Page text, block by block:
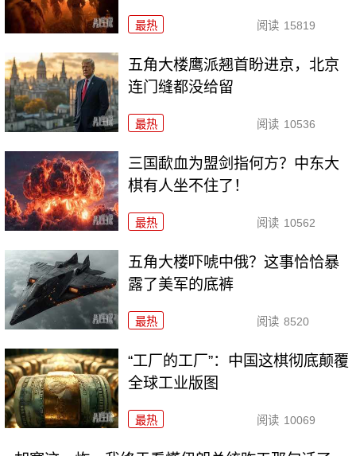
最热 阅读 15819
五角大楼鹰派翘首盼进京，北京
连门缝都没给留
最热 阅读 10536
三国歃血为盟剑指何方？中东大
棋有人坐不住了！
最热 阅读 10562
五角大楼吓唬中俄？这事恰恰暴
露了美军的底裤
最热 阅读 8520
“工厂的工厂”：中国这棋彻底颠覆
全球工业版图
最热 阅读 10069